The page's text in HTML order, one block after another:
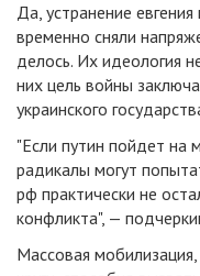
Да, устранение
временно сняли
делось. Их идеология
них цель войны
украинского
"Если путин пойдет на
радикалы могут
рф практически не
конфликта", —
Массовая